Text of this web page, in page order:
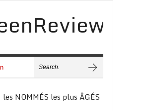
les NOMMÉS les plus ÂGÉS